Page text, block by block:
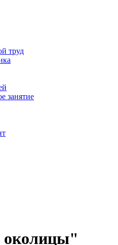
труд
занятие
околицы"